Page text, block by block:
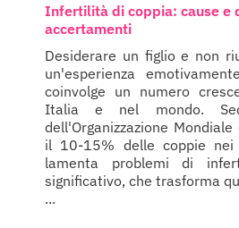
Infertilità di coppia: cause e
accertamenti
Desiderare un figlio e non
un'esperienza
coinvolge un numero
Italia e nel mondo.
dell'Organizzazione
il 10-15% delle coppie nei
lamenta problemi di
significativo, che trasforma
...